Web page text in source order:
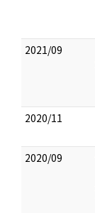
2021/09
2020/11
2020/09